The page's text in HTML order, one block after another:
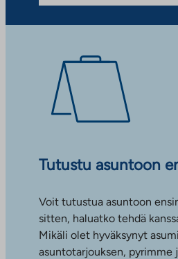
Tutustu asuntoon
Voit tutustua asuntoon
sitten, haluatko tehdä
Mikäli olet hyväksynyt
asuntotarjouksen, pyrimme